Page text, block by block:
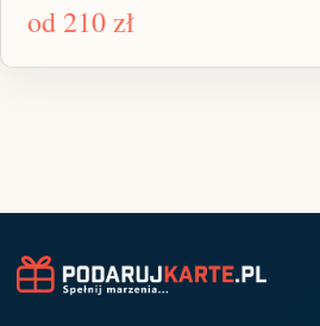
od 210 zł